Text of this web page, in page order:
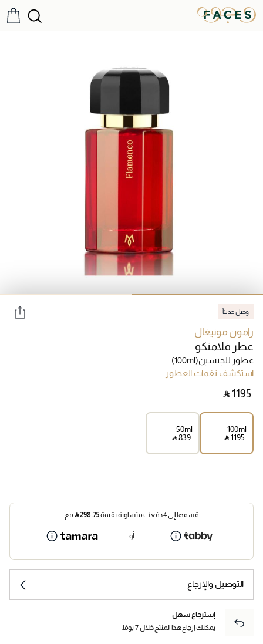
وصل حديثاً
رامون مونيغال
عطر فلامنكو
عطور للجنسين(100ml)
استكشف نغمات العطور
‎ ⃁ ⁦1195⁩ ‎
100ml
‎ ⃁ ⁦1195⁩ ‎
50ml
‎ ⃁ ⁦839⁩ ‎
قسمها إلى 4 دفعات متساوية بقيمة 298.75
⃁ مع
أو
التوصيل والإرجاع
إسترجاع سهل
يمكنك إرجاع هذا المنتج خلال 7 يومًا.